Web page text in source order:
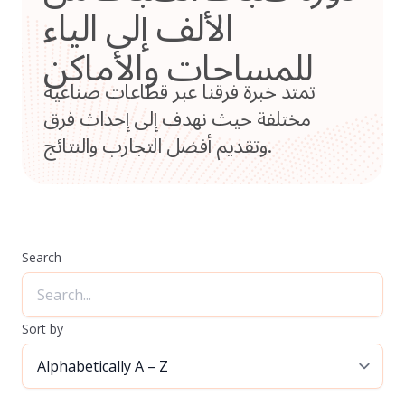
الألف إلى الياء
للمساحات والأماكن
تمتد خبرة فرقنا عبر قطاعات صناعية
مختلفة حيث نهدف إلى إحداث فرق
وتقديم أفضل التجارب والنتائج.
Search
Sort by